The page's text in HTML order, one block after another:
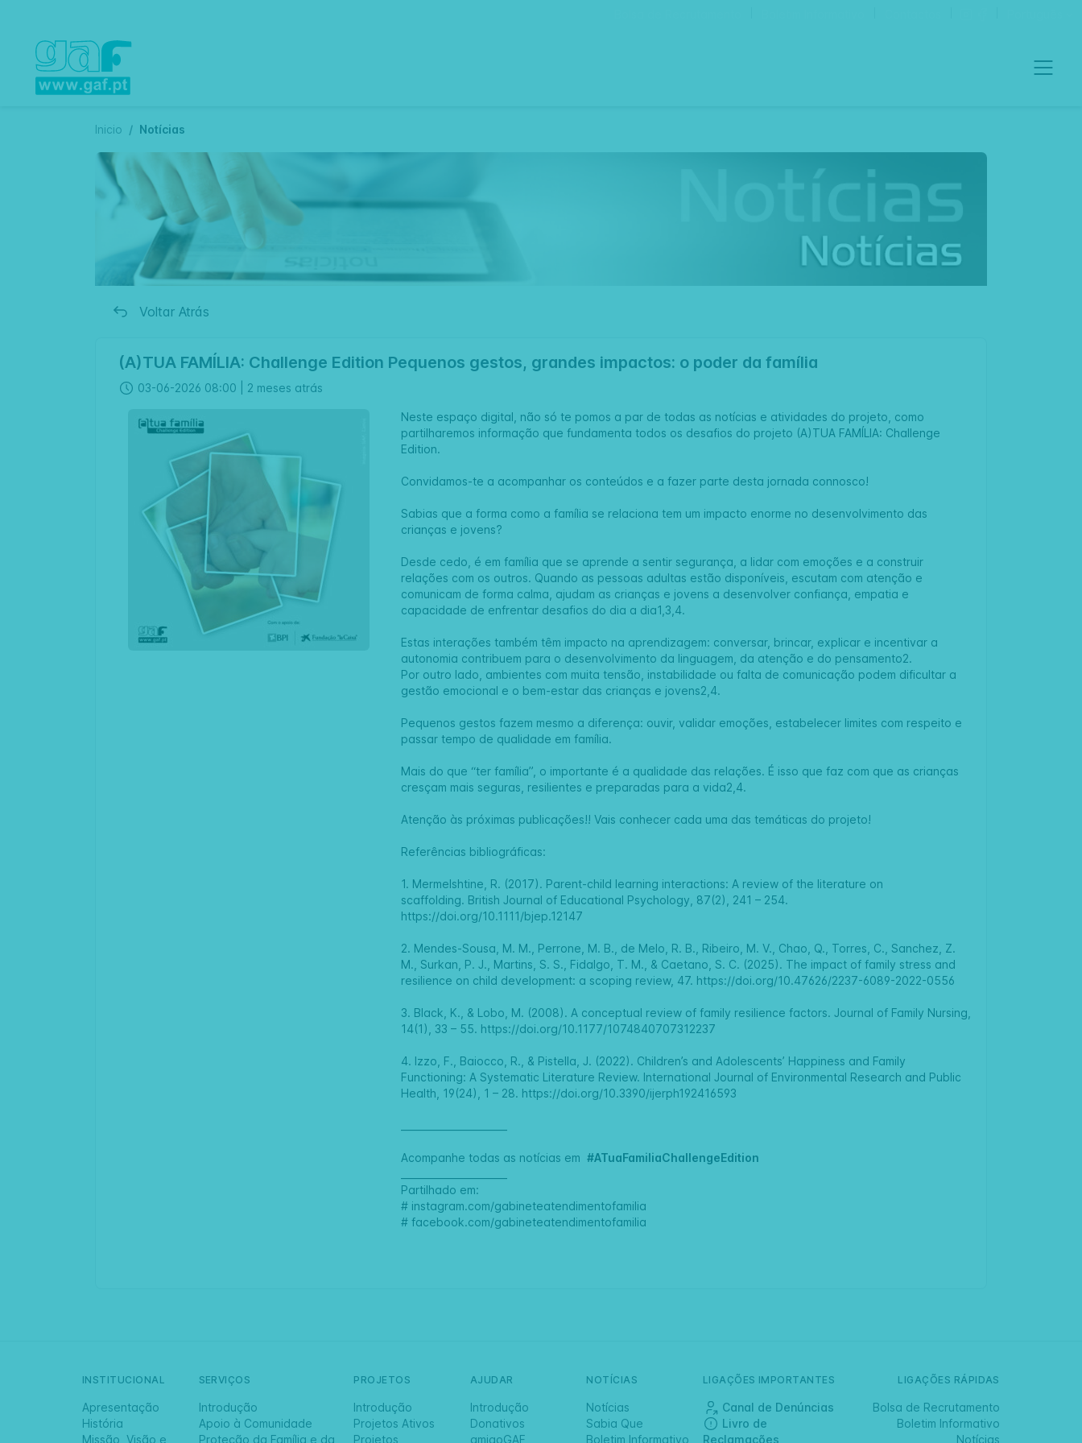
Inicio Notícias
Voltar Atrás
(A)TUA FAMÍLIA: Challenge Edition Pequenos gestos, grandes impactos: o poder da família
03-06-2026 08:00 | 2 meses atrás
Neste espaço digital, não só te pomos a par de todas as notícias e atividades do projeto, como
partilharemos informação que fundamenta todos os desafios do projeto (A)TUA FAMÍLIA: Challenge
Edition.
Convidamos-te a acompanhar os conteúdos e a fazer parte desta jornada connosco!
Sabias que a forma como a família se relaciona tem um impacto enorme no desenvolvimento das
crianças e jovens?
Desde cedo, é em família que se aprende a sentir segurança, a lidar com emoções e a construir
relações com os outros. Quando as pessoas adultas estão disponíveis, escutam com atenção e
comunicam de forma calma, ajudam as crianças e jovens a desenvolver confiança, empatia e
capacidade de enfrentar desafios do dia a dia1,3,4.
Estas interações também têm impacto na aprendizagem: conversar, brincar, explicar e incentivar a
autonomia contribuem para o desenvolvimento da linguagem, da atenção e do pensamento2.
Por outro lado, ambientes com muita tensão, instabilidade ou falta de comunicação podem dificultar a
gestão emocional e o bem-estar das crianças e jovens2,4.
Pequenos gestos fazem mesmo a diferença: ouvir, validar emoções, estabelecer limites com respeito e
passar tempo de qualidade em família.
Mais do que “ter família”, o importante é a qualidade das relações. É isso que faz com que as crianças
cresçam mais seguras, resilientes e preparadas para a vida2,4.
Atenção às próximas publicações!! Vais conhecer cada uma das temáticas do projeto!
Referências bibliográficas:
1. Mermelshtine, R. (2017). Parent-child learning interactions: A review of the literature on
scaffolding. British Journal of Educational Psychology, 87(2), 241 – 254.
https://doi.org/10.1111/bjep.12147
2. Mendes-Sousa, M. M., Perrone, M. B., de Melo, R. B., Ribeiro, M. V., Chao, Q., Torres, C., Sanchez, Z.
M., Surkan, P. J., Martins, S. S., Fidalgo, T. M., & Caetano, S. C. (2025). The impact of family stress and
resilience on child development: a scoping review, 47. https://doi.org/10.47626/2237-6089-2022-0556
3. Black, K., & Lobo, M. (2008). A conceptual review of family resilience factors. Journal of Family Nursing,
14(1), 33 – 55. https://doi.org/10.1177/1074840707312237
4. Izzo, F., Baiocco, R., & Pistella, J. (2022). Children’s and Adolescents’ Happiness and Family
Functioning: A Systematic Literature Review. International Journal of Environmental Research and Public
Health, 19(24), 1 – 28. https://doi.org/10.3390/ijerph192416593
Acompanhe todas as notícias em#ATuaFamiliaChallengeEdition
Partilhado em:
# instagram.com/gabineteatendimentofamilia
# facebook.com/gabineteatendimentofamilia
INSTITUCIONAL
Apresentação
História
Missão, Visão e
SERVIÇOS
Introdução
Apoio à Comunidade
Proteção da Família e da
PROJETOS
Introdução
Projetos Ativos
Projetos
AJUDAR
Introdução
Donativos
amigoGAF
NOTÍCIAS
Notícias
Sabia Que
Boletim Informativo
LIGAÇÕES IMPORTANTES
Canal de Denúncias
Livro de
Reclamações
LIGAÇÕES RÁPIDAS
Bolsa de Recrutamento
Boletim Informativo
Notícias